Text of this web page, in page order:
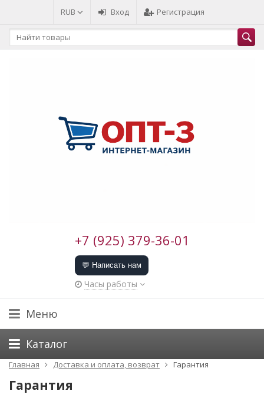
RUB Вход Регистрация
+7 (925) 379-36-01
💬 Написать нам
Часы работы
Меню
Каталог
Главная Доставка и оплата, возврат Гарантия
Гарантия